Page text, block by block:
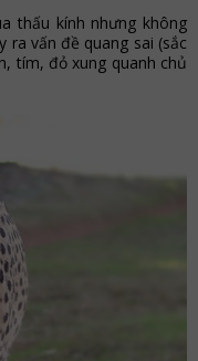
thấu kính nhưng không
ra vấn đề quang sai (sắc
tím, đỏ xung quanh chủ